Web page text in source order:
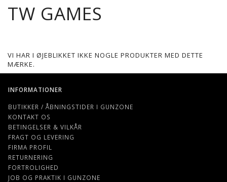
TW GAMES
VI HAR I ØJEBLIKKET IKKE NOGLE PRODUKTER MED DETTE
MÆRKE.
INFORMATIONER
BUTIKKER / ÅBNINGSTIDER I GUNZONE
KONTAKT OS
BETINGELSER & VILKÅR
FRAGT OG LEVERING
FIRMA PROFIL
RETURNERING
FORTROLIGHED
JOB OG PRAKTIK I GUNZONE